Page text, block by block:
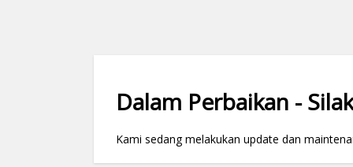
Dalam Perbaikan -
Kami sedang melakukan update dan